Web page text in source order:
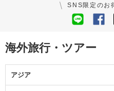
SNS限定のお
海外旅行・ツアー
アジア